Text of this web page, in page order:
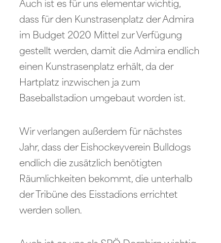
Auch ist es für uns elementar wichtig,
dass für den Kunstrasenplatz der Admira
im Budget 2020 Mittel zur Verfügung
gestellt werden, damit die Admira endlich
einen Kunstrasenplatz erhält, da der
Hartplatz inzwischen ja zum
Baseballstadion umgebaut worden ist.
Wir verlangen außerdem für nächstes
Jahr, dass der Eishockeyverein Bulldogs
endlich die zusätzlich benötigten
Räumlichkeiten bekommt, die unterhalb
der Tribüne des Eisstadions errichtet
werden sollen.